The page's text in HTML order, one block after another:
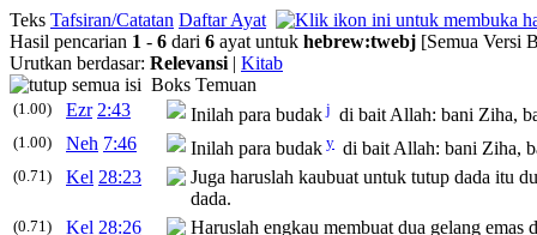
Teks Tafsiran/Catatan Daftar Ayat
Hasil pencarian 1 - 6 dari 6 ayat untuk hebrew:twebj [Semua Versi
Urutkan berdasar: Relevansi | Kitab
Boks Temuan
(1.00) Ezr 2:43 Inilah para budak j di bait Allah: bani Ziha,
(1.00) Neh 7:46 Inilah para budak y di bait Allah: bani Ziha,
(0.71) Kel 28:23
Juga haruslah kaubuat untuk tutup dada itu
dada.
(0.71) Kel 28:26
Haruslah engkau membuat dua gelang